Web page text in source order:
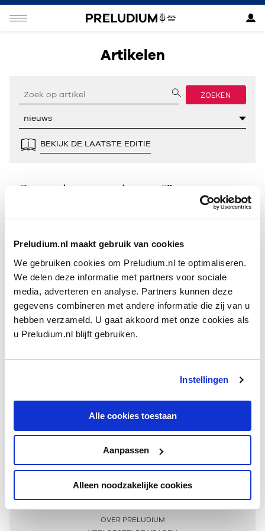
Preludium.nl maakt gebruik van cookies
We gebruiken cookies om Preludium.nl te optimaliseren.
We delen deze informatie met partners voor sociale
media, adverteren en analyse. Partners kunnen deze
gegevens combineren met andere informatie die zij van u
hebben verzameld. U gaat akkoord met onze cookies als
u Preludium.nl blijft gebruiken.
Instellingen
Alle cookies toestaan
Aanpassen
Alleen noodzakelijke cookies
Artikelen
ZOEKEN
BEKIJK DE LAATSTE EDITIE
Geen resultaten gevonden voor “”.
Meer informatie
OVER PRELUDIUM